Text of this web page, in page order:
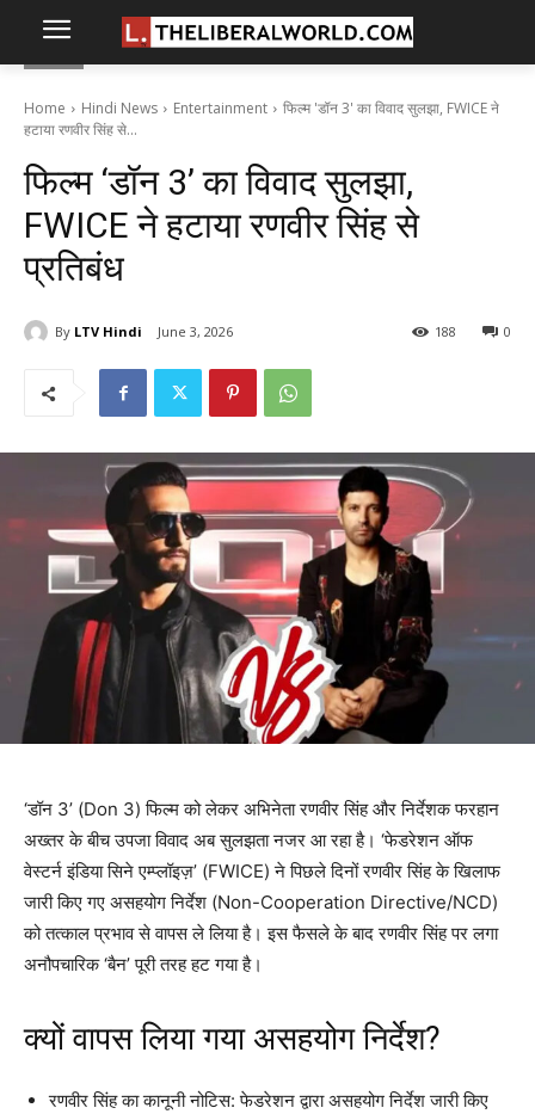
Home Hindi News Entertainment
फिल्म 'डॉन 3' का विवाद सुलझा, FWICE ने
हटाया रणवीर सिंह से...
फिल्म ‘डॉन 3’ का विवाद सुलझा,
FWICE ने हटाया रणवीर सिंह से
प्रतिबंध
By LTV Hindi June 3, 2026 0
188
‘डॉन 3’ (Don 3) फिल्म को लेकर अभिनेता रणवीर सिंह और निर्देशक फरहान
अख्तर के बीच उपजा विवाद अब सुलझता नजर आ रहा है। ‘फेडरेशन ऑफ
वेस्टर्न इंडिया सिने एम्प्लॉइज़’ (FWICE) ने पिछले दिनों रणवीर सिंह के खिलाफ
जारी किए गए असहयोग निर्देश (Non-Cooperation Directive/NCD)
को तत्काल प्रभाव से वापस ले लिया है। इस फैसले के बाद रणवीर सिंह पर लगा
अनौपचारिक ‘बैन’ पूरी तरह हट गया है।
क्यों वापस लिया गया असहयोग निर्देश?
रणवीर सिंह का कानूनी नोटिस: फेडरेशन द्वारा असहयोग निर्देश जारी किए